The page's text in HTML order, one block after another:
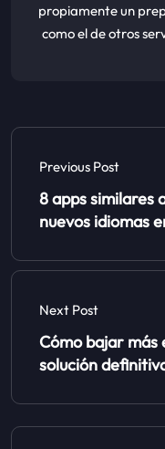
propiamente un
como el de otros
Previous Post
8 apps similares
nuevos idiomas
Next Post
Cómo bajar más
solución